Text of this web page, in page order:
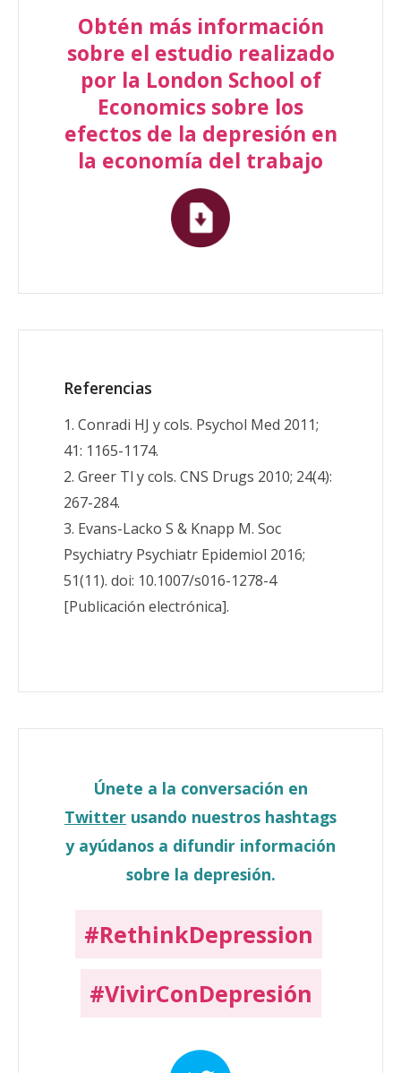
Obtén más información
sobre el estudio realizado
por la London School of
Economics sobre los
efectos de la depresión en
la economía del trabajo
Referencias
1. Conradi HJ y cols. Psychol Med 2011;
41: 1165-1174.
2. Greer Tl y cols. CNS Drugs 2010; 24(4):
267-284.
3. Evans-Lacko S & Knapp M. Soc
Psychiatry Psychiatr Epidemiol 2016;
51(11). doi: 10.1007/s016-1278-4
[Publicación electrónica].
Únete a la conversación en
Twitter usando nuestros hashtags
y ayúdanos a difundir información
sobre la depresión.
#RethinkDepression
#VivirConDepresión